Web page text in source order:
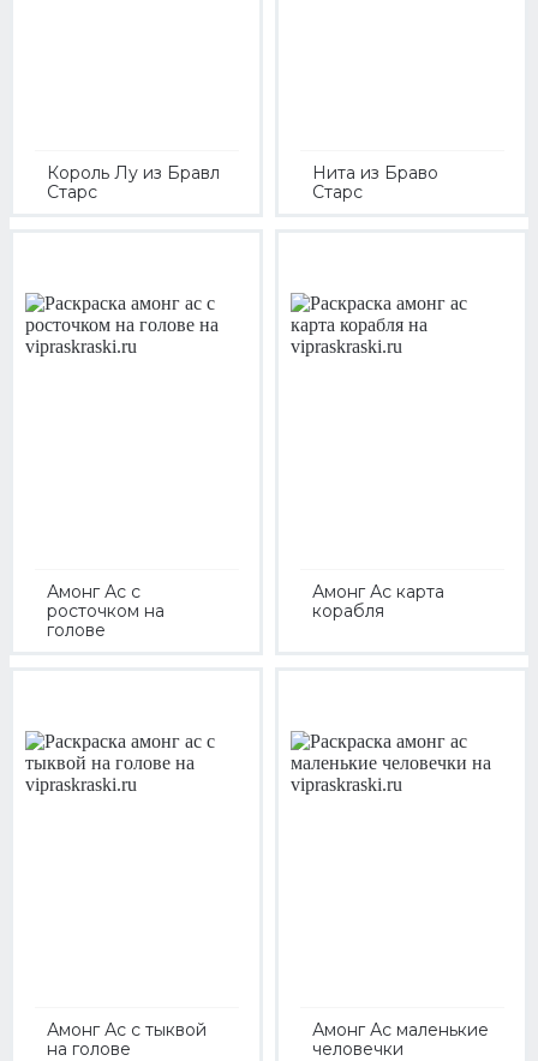
Король Лу из Бравл
Старс
Нита из Браво
Старс
Амонг Ас с
росточком на
голове
Амонг Ас карта
корабля
Амонг Ас с тыквой
на голове
Амонг Ас маленькие
человечки